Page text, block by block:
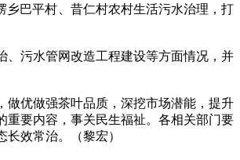
巴平村、昔仁村农村生活污水治理，打
污水管网改造工程建设等方面情况，并
优做强茶叶品质，深挖市场潜能，提升
重要内容，事关民生福祉。各相关部门要
效常治。（黎宏）